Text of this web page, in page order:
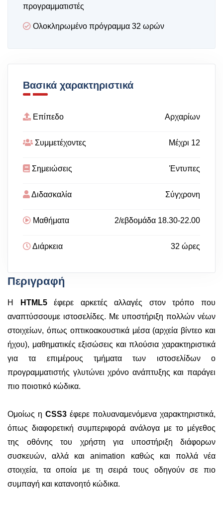
προγραμματιστές
Ολοκληρωμένο πρόγραμμα 32 ωρών
Βασικά χαρακτηριστικά
Επίπεδο Αρχαρίων
Συμμετέχοντες Μέχρι 12
Σημειώσεις Έντυπες
Διδασκαλία Σύγχρονη
Μαθήματα 2/εβδομάδα 18.30-22.00
Διάρκεια 32 ώρες
Περιγραφή
Η HTML5έφερε αρκετές αλλαγές στον τρόπο που
αναπτύσσουμε ιστοσελίδες. Με υποστήριξη πολλών νέων
στοιχείων, όπως οπτικοακουστικά μέσα (αρχεία βίντεο και
ήχου), μαθηματικές εξισώσεις και πλούσια χαρακτηριστικά
για τα επιμέρους τμήματα των ιστοσελίδων ο
προγραμματιστής γλυτώνει χρόνο ανάπτυξης και παράγει
πιο ποιοτικό κώδικα.
Ομοίως η CSS3 έφερε πολυαναμενόμενα χαρακτηριστικά,
όπως διαφορετική συμπεριφορά ανάλογα με το μέγεθος
της οθόνης του χρήστη για υποστήριξη διάφορων
συσκευών, αλλά και animation καθώς και πολλά νέα
στοιχεία, τα οποία με τη σειρά τους οδηγούν σε πιο
συμπαγή και κατανοητό κώδικα.